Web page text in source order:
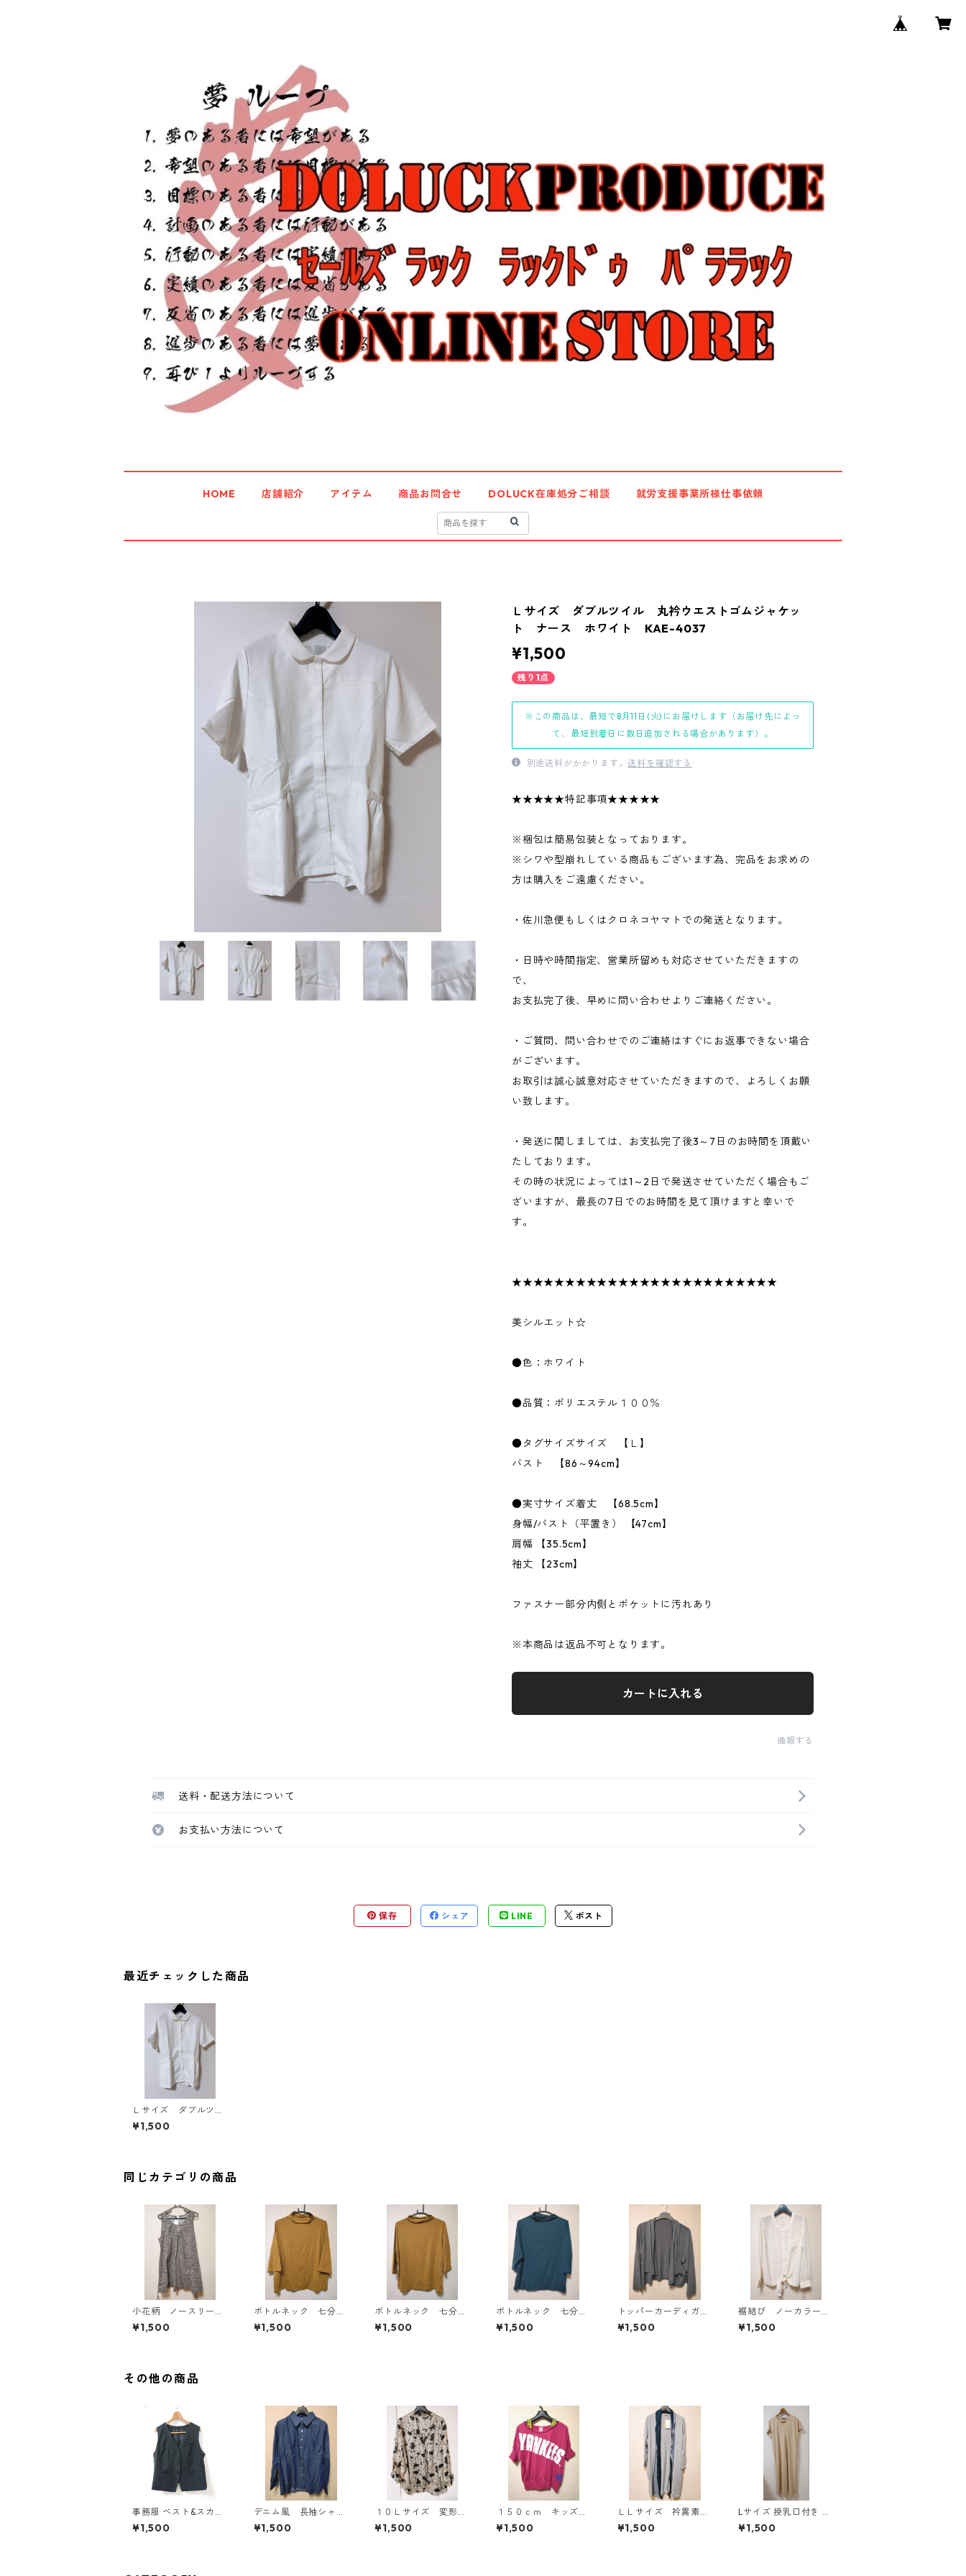
HOME 店舗紹介 アイテム 商品お問合せ DOLUCK在庫処分ご相談 就労支援事業所様仕事依頼
Ｌサイズ ダブルツイル 丸衿ウエストゴムジャケッ
ト ナース ホワイト KAE-4037
¥1,500
残り1点
※この商品は、最短で8月11日(火)にお届けします（お届け先によっ
て、最短到着日に数日追加される場合があります）。
別途送料がかかります。送料を確認する
★★★★★特記事項★★★★★
※梱包は簡易包装となっております。
※シワや型崩れしている商品もございます為、完品をお求めの
方は購入をご遠慮ください。
・佐川急便もしくはクロネコヤマトでの発送となります。
・日時や時間指定、営業所留めも対応させていただきますの
で、
お支払完了後、早めに問い合わせよりご連絡ください。
・ご質問、問い合わせでのご連絡はすぐにお返事できない場合
がございます。
お取引は誠心誠意対応させていただきますので、よろしくお願
い致します。
・発送に関しましては、お支払完了後3～7日のお時間を頂戴い
たしております。
その時の状況によっては1～2日で発送させていただく場合もご
ざいますが、最長の7日でのお時間を見て頂けますと幸いで
す。
★★★★★★★★★★★★★★★★★★★★★★★★★
美シルエット☆
●色：ホワイト
●品質：ポリエステル１００％
●タグサイズサイズ 【Ｌ】
バスト 【86～94cm】
●実寸サイズ着丈 【68.5cm】
身幅/バスト（平置き） 【47cm】
肩幅 【35.5cm】
袖丈 【23cm】
ファスナー部分内側とポケットに汚れあり
※本商品は返品不可となります。
カートに入れる
通報する
送料・配送方法について
お支払い方法について
保存 シェア LINE ポスト
最近チェックした商品
Ｌサイズ ダブルツイ
ル 丸衿ウエストゴム
ジャケット ナース
¥1,500
同じカテゴリの商品
小花柄 ノースリーブ
ワンピース ４Ｌ ブ
ラック KAE-4819
¥1,500
ボトルネック 七分袖
カットソー ４Ｌ マ
スタード KAE-4818
¥1,500
ボトルネック 七分袖
カットソー ４Ｌ マ
スタード KAE-4816
¥1,500
ボトルネック 七分袖
カットソー ４Ｌ テ
ィールグリーン KAE
¥1,500
トッパーカーディガ
ン ４Ｌ グレー K
AE-4814
¥1,500
裾結び ノーカラーブ
ラウス ３Ｌ アイボ
リー KAE-4813
¥1,500
その他の商品
事務服 ベスト&スカー
トセット 3L ブラック
◆KIY-1299◆
¥1,500
デニム風 長袖シャ
ツ ＬＬ ブルー K
AE-4801
¥1,500
１０Ｌサイズ 変形ド
ット 花柄 ボウタイ
ブラウス オフホワイ
¥1,500
１５０ｃｍ キッズ
重ね着風ドルマントッ
プス マゼンタ KAE
¥1,500
ＬＬサイズ 衿異素材
使い トッパーカーデ
ィガン グレー KAE
¥1,500
Lサイズ 授乳口付き サ
イドボタンデザイン ワ
ンピース マタニティ
¥1,500